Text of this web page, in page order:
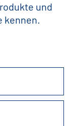
und
kennen.